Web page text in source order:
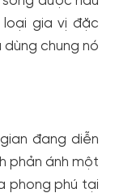
loại gia vị đặc
chung nó
đang diễn
phản ánh một
phong phú tại